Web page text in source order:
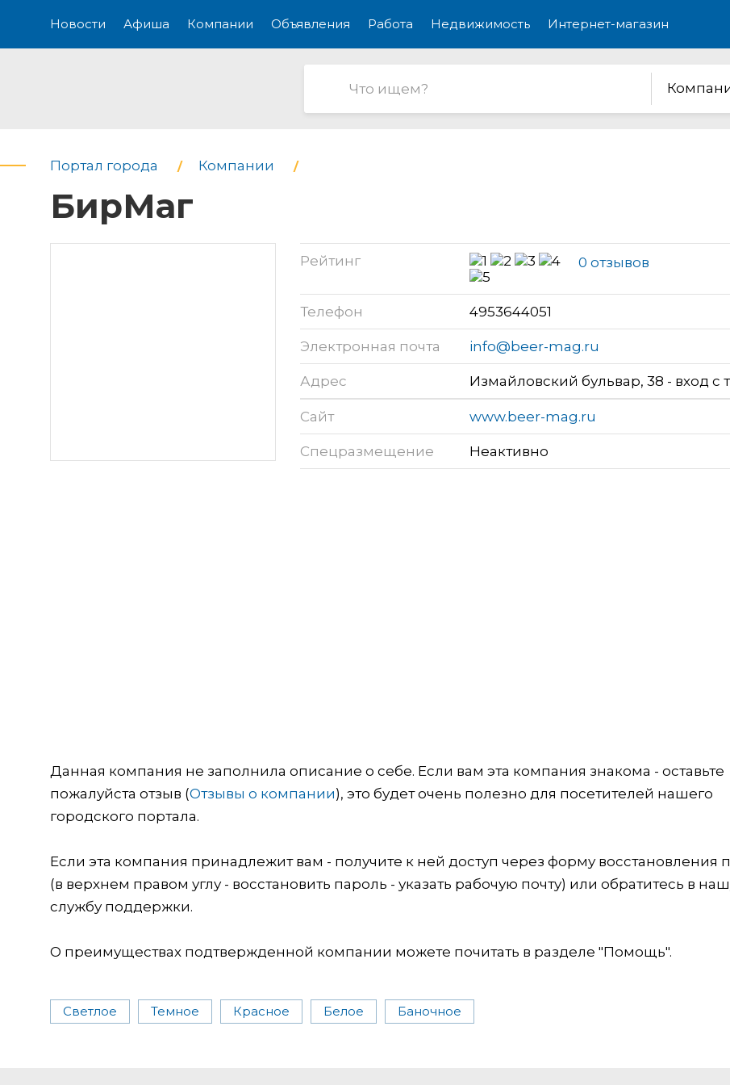
Новости Афиша Компании Объявления Работа Недвижимость Интернет-магазин
Портал города Компании
БирМаг
Рейтинг 0 отзывов
Телефон 4953644051
Электронная почта info@beer-mag.ru
Адрес Измайловский бульвар, 38 - вход с
Сайт www.beer-mag.ru
Спецразмещение Неактивно
Данная компания не заполнила описание о себе. Если вам эта компания знакома - оставьте
пожалуйста отзыв (Отзывы о компании), это будет очень полезно для посетителей нашего
городского портала.
Если эта компания принадлежит вам - получите к ней доступ через форму восстановления
(в верхнем правом углу - восстановить пароль - указать рабочую почту) или обратитесь в
службу поддержки.
О преимуществах подтвержденной компании можете почитать в разделе "Помощь".
Светлое Темное Красное Белое Баночное